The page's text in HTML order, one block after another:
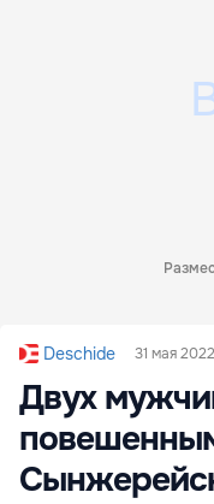
Deschide 31 мая
Двух